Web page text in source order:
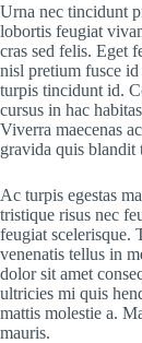
Urna nec tincidunt
lobortis feugiat
cras sed felis. Eget
nisl pretium fusce
turpis tincidunt id.
cursus in hac
Viverra maecenas
gravida quis blandit
Ac turpis egestas
tristique risus nec
feugiat scelerisque.
venenatis tellus in
dolor sit amet
ultricies mi quis
mattis molestie a.
mauris.